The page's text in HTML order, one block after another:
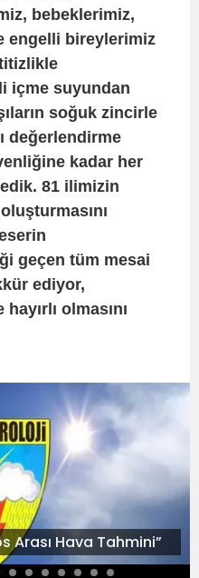
bebeklerimiz,
engelli bireylerimiz
titizlikle
içme suyundan
soğuk zincirle
değerlendirme
kadar her
81 ilimizin
geçen tüm mesai
ediyor,
olmasını
Arası Hava Tahmini”